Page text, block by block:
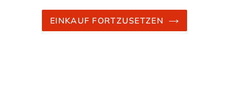
EINKAUF FORTZUSETZEN